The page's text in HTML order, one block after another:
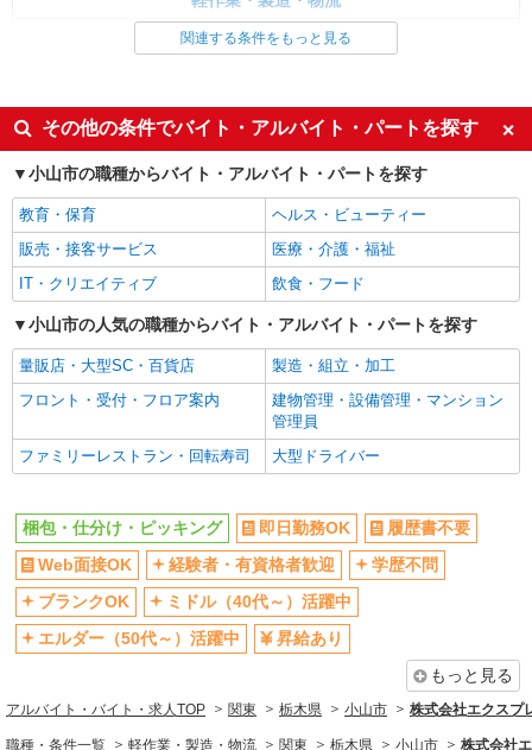
作業
時給1280円（就業先により異なる）
栃木県小山市
キープ 詳細を見る
アルバイト パート
マルシェ 小山店
［1］9-17時 時給1068円 ［2］17-22時 時給
1068円 ［3］22-翌5時 時給1335円 ［4］5-9時
時給1068円 ※日祝＋100円
栃木県小山市神鳥谷834-1
キープ 詳細を見る
アルバイト パート
ジョイフーズ 小山城南店
食品スーパーでのフロアスタッフ
［1］9-17時 時給1068円 ［2］17-22時 時給
1068円 ［3］22-翌5時 時給1335円 ［4］5-9時
時給1068円 ※日祝＋50円
キープ 詳細を見る
梱包・仕分け・ピッキング
ミドル（40代～）活躍中
車通勤OK
交通費支給
社会保険あり
関連する条件をもっと見る
その他の条件でバイト・アルバイト・パートを探す
小山市の職種からバイト・アルバイト・パートを探す
教育・保育
ヘルス・ビューティー
販売・接客サービス
医療・介護・福祉
IT・クリエイティブ
飲食・フード
小山市の人気の職種からバイト・アルバイト・パートを探す
量販店・大型SC・百貨店
製造・組立・加工
フロント・受付・フロア案内
建物管理・設備管理・マンション
管理員
ファミリーレストラン・回転寿司
大型ドライバー
梱包・仕分け・ピッキング 即日勤務OK
履歴書不要
Web面接OK
経験者・有資格者歓迎
学歴不問
ブランクOK
ミドル（40代～）活躍中
エルダー（50代～）活躍中
昇給あり
もっと見る
アルバイト・バイト・求人TOP 関東 栃木県 小山市 株式会社エクスプ
職種・条件一覧 軽作業・製造・物流 関東 栃木県 小山市 株式会社